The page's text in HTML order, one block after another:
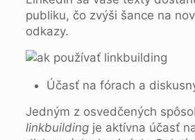
publiku, čo zvýši šance na
odkazy.
Účasť na fórach a
Jedným z osvedčených
linkbuildingje aktívna účasť